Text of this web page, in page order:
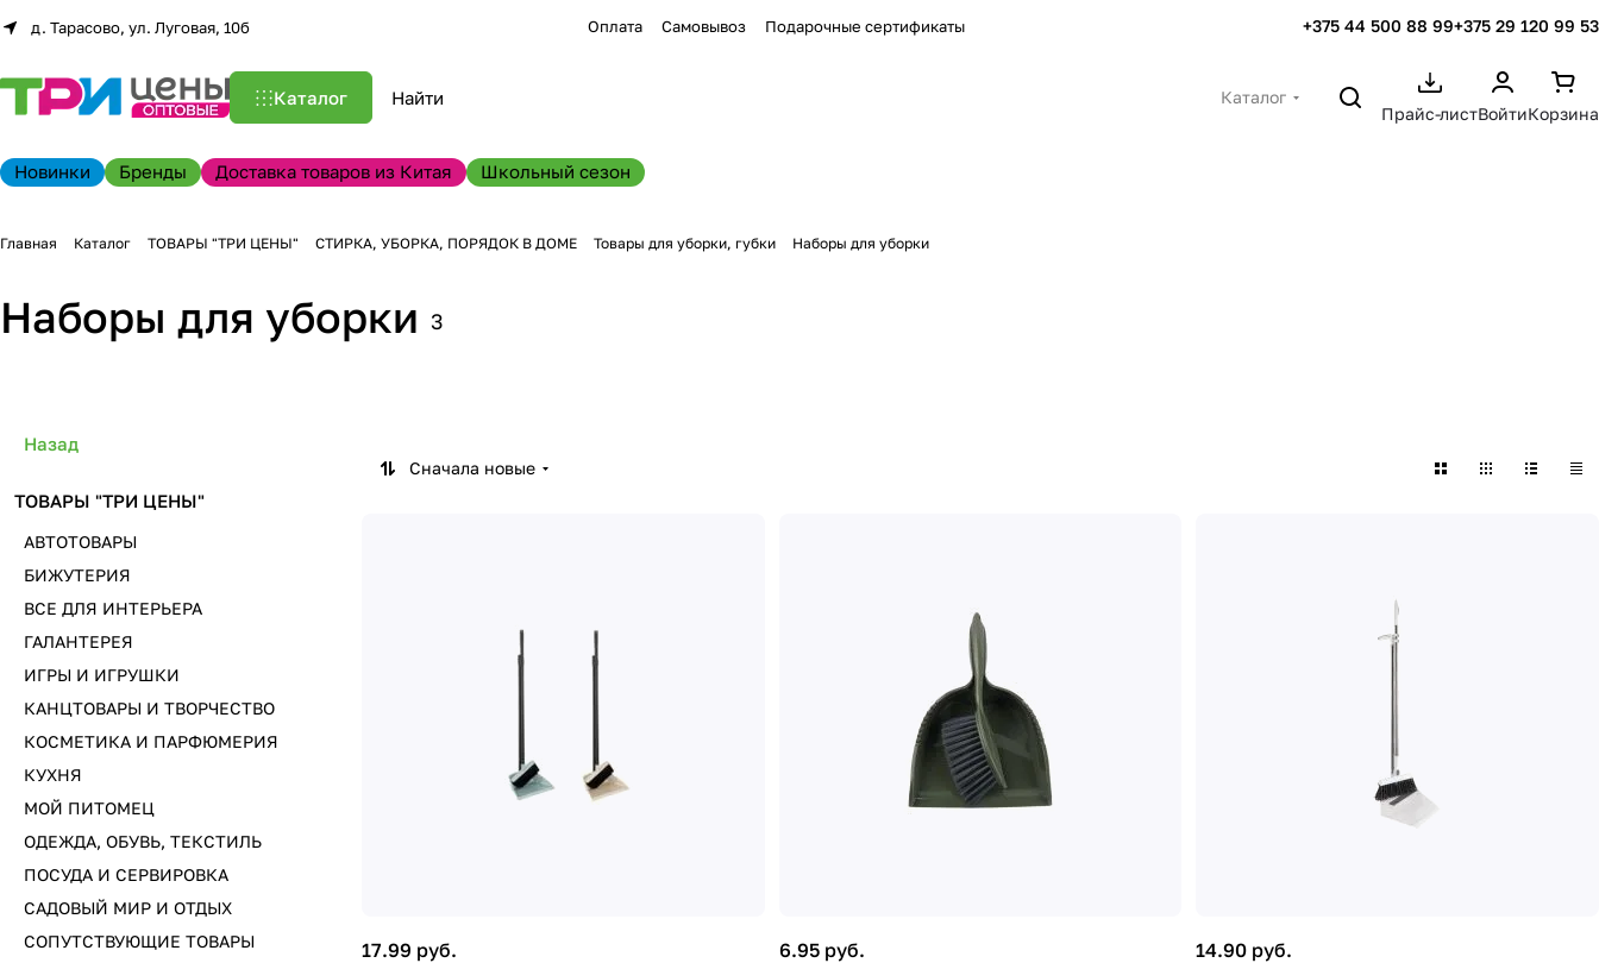
д. Тарасово, ул. Луговая, 10б Оплата Самовывоз Подарочные сертификаты +375 44 500 88 99+375 29 120 99 53
Каталог
Каталог
Прайс-листВойтиКорзина
Новинки Бренды Доставка товаров из Китая Школьный сезон
Главная Каталог ТОВАРЫ "ТРИ ЦЕНЫ" СТИРКА, УБОРКА, ПОРЯДОК В ДОМЕ Товары для уборки, губки Наборы для уборки
Наборы для уборки 3
Сначала новые
17.99 руб. 6.95 руб. 14.90 руб.
Назад
ТОВАРЫ "ТРИ ЦЕНЫ"
АВТОТОВАРЫ
БИЖУТЕРИЯ
ВСЕ ДЛЯ ИНТЕРЬЕРА
ГАЛАНТЕРЕЯ
ИГРЫ И ИГРУШКИ
КАНЦТОВАРЫ И ТВОРЧЕСТВО
КОСМЕТИКА И ПАРФЮМЕРИЯ
КУХНЯ
МОЙ ПИТОМЕЦ
ОДЕЖДА, ОБУВЬ, ТЕКСТИЛЬ
ПОСУДА И СЕРВИРОВКА
САДОВЫЙ МИР И ОТДЫХ
СОПУТСТВУЮЩИЕ ТОВАРЫ